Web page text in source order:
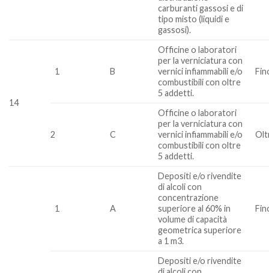
carburanti gassosi e di
tipo misto (liquidi e
gassosi).
14
1 B
Officine o laboratori
per la verniciatura con
vernici infiammabili e/o
combustibili con oltre
5 addetti.
2 C
Officine o laboratori
per la verniciatura con
vernici infiammabili e/o
combustibili con oltre
5 addetti.
1 A
Depositi e/o rivendite
di alcoli con
concentrazione
superiore al 60% in
volume di capacità
geometrica superiore
a 1 m3.
Depositi e/o rivendite